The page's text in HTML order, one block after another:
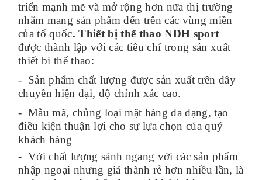
triển mạnh mẽ và mở rộng hơn nữa thị trường
nhằm mang sản phẩm đến trên các vùng miền
của tổ quốc. Thiết bị thể thao NDH sport
được thành lập với các tiêu chí trong sản xuất
thiết bi thể thao:
- Sản phẩm chất lượng được sản xuất trên dây
chuyền hiện đại, độ chính xác cao.
- Mẫu mã, chủng loại mặt hàng đa dạng, tạo
điều kiện thuận lợi cho sự lựa chọn của quý
khách hàng
- Với chất lượng sánh ngang với các sản phẩm
nhập ngoại nhưng giá thành rẻ hơn nhiều lần, là